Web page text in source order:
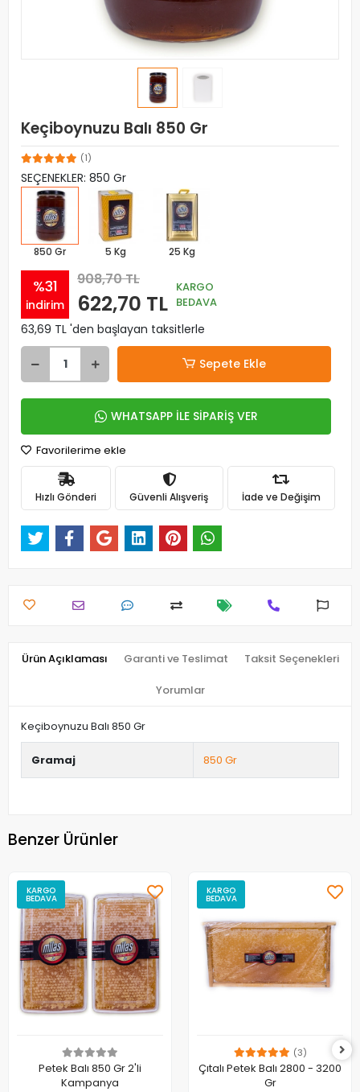
Keçiboynuzu Balı 850 Gr
(1)
SEÇENEKLER: 850 Gr
850 Gr 5 Kg 25 Kg
%31
indirim
908,70 TL
622,70 TL
KARGO
BEDAVA
63,69 TL 'den başlayan taksitlerle
Sepete Ekle
WHATSAPP İLE SİPARİŞ VER
Favorilerime ekle
Hızlı Gönderi Güvenli Alışveriş İade ve Değişim
Ürün Açıklaması Garanti ve Teslimat Taksit Seçenekleri
Yorumlar
Keçiboynuzu Balı 850 Gr
Gramaj 850 Gr
Benzer Ürünler
KARGO
BEDAVA
Petek Balı 850 Gr 2'li
Kampanya
KARGO
BEDAVA
(3)
Çıtalı Petek Balı 2800 - 3200
Gr